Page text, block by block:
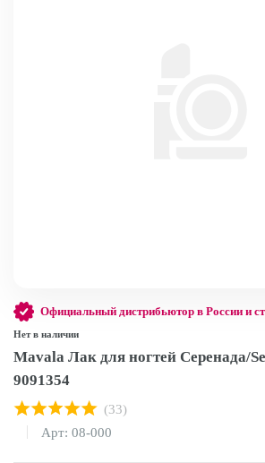
Официальный дистрибьютор в России и
Нет в наличии
Mavala Лак для ногтей Серенада/
9091354
(33)
Арт: 08-000